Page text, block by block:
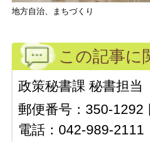
地方自治、まちづくり
この記事に
政策秘書課 秘書担当
郵便番号：350-1292
電話：042-989-2111